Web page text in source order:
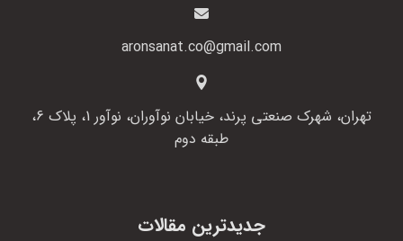
aronsanat.co@gmail.com
تهران، شهرک صنعتی پرند، خیابان نوآوران، نوآور 1، پلاک 6،
طبقه دوم
جدیدترین مقالات